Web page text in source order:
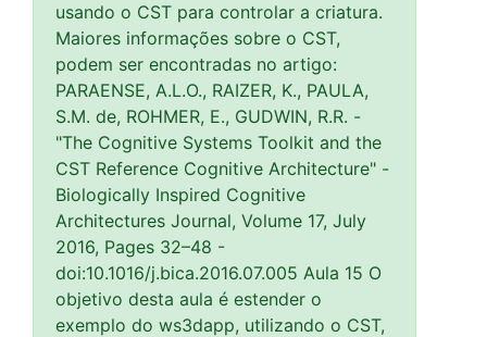
usando o CST para controlar a criatura.
Maiores informações sobre o CST,
podem ser encontradas no artigo:
PARAENSE, A.L.O., RAIZER, K., PAULA,
S.M. de, ROHMER, E., GUDWIN, R.R. -
"The Cognitive Systems Toolkit and the
CST Reference Cognitive Architecture" -
Biologically Inspired Cognitive
Architectures Journal, Volume 17, July
2016, Pages 32–48 -
doi:10.1016/j.bica.2016.07.005 Aula 15 O
objetivo desta aula é estender o
exemplo do ws3dapp, utilizando o CST,